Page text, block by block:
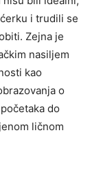
i trudili se
Zejna je
nasiljem
kao
o
do
ličnom